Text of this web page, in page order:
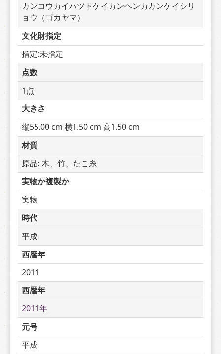
カンコウカイハツトケイカンヘンカカンケイシリ
ョウ（ゴカヤマ）
文化財指定
指定:未指定
点数
1点
大きさ
縦55.00 cm 横1.50 cm 高1.50 cm
材質
原品: 木、竹、たこ糸
実物か複製か
実物
時代
平成
西暦年
2011
西暦年
2011年
元号
平成